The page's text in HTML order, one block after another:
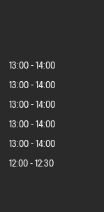
13:00
14:00
13:00
14:00
13:00
14:00
13:00
14:00
13:00
14:00
12:00
12:30